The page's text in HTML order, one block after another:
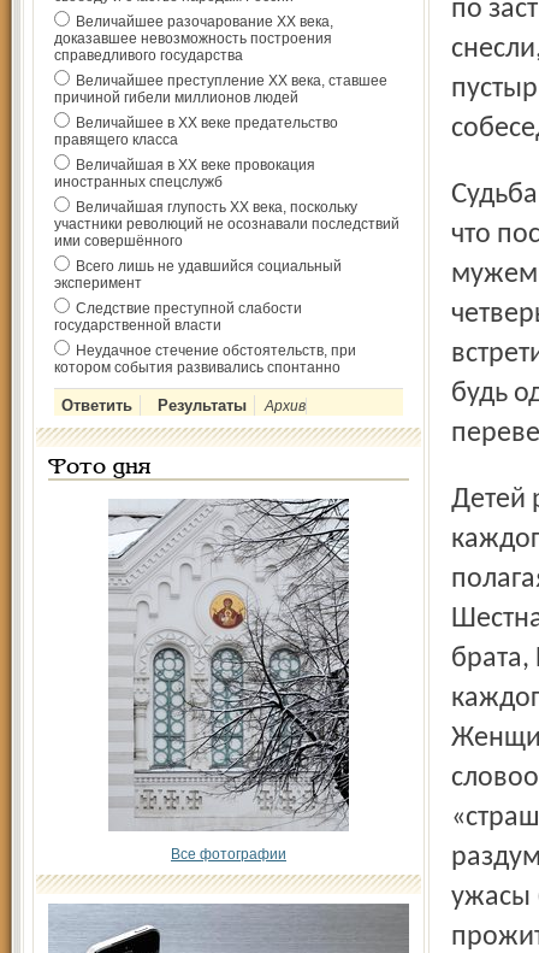
Величайшее разочарование ХХ века,
доказавшее невозможность построения
справедливого государства
Величайшее преступление ХХ века, ставшее
причиной гибели миллионов людей
Величайшее в ХХ веке предательство
правящего класса
Величайшая в ХХ веке провокация
иностранных спецслужб
Величайшая глупость ХХ века, поскольку
участники революций не осознавали последствий
ими совершённого
Всего лишь не удавшийся социальный
эксперимент
Следствие преступной слабости
государственной власти
Неудачное стечение обстоятельств, при
котором события развивались спонтанно
Архив
Фото дня
Все фотографии
по
Судьба не баловала Лиру Анатольевну. Несмотря на то,
что
будь
Детей растит одна, в глубине души не нарадуется на
брата,
ужасы